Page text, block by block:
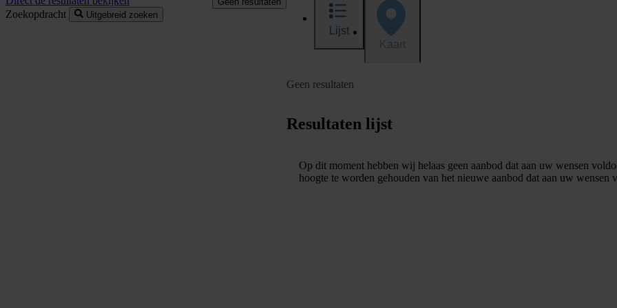
Zoekopdracht
Uitgebreid zoeken
Lijst
Kaart
Geen resultaten
Resultaten lijst
Op dit moment hebben wij helaas geen aanbod dat aan uw wensen
hoogte te worden gehouden van het nieuwe aanbod dat aan uw wensen